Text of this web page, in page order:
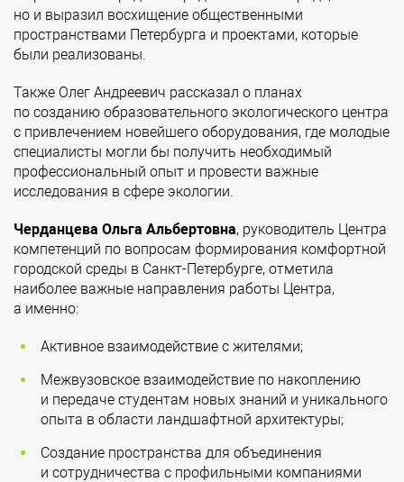
но и выразил восхищение общественными
пространствами Петербурга и проектами, которые
были реализованы.
Также Олег Андреевич рассказал о планах
по созданию образовательного экологического центра
с привлечением новейшего оборудования, где молодые
специалисты могли бы получить необходимый
профессиональный опыт и провести важные
исследования в сфере экологии.
Черданцева Ольга Альбертовна, руководитель Центра
компетенций по вопросам формирования комфортной
городской среды в Санкт-Петербурге, отметила
наиболее важные направления работы Центра,
а именно:
Активное взаимодействие с жителями;
Межвузовское взаимодействие по накоплению
и передаче студентам новых знаний и уникального
опыта в области ландшафтной архитектуры;
Создание пространства для объединения
и сотрудничества с профильными компаниями